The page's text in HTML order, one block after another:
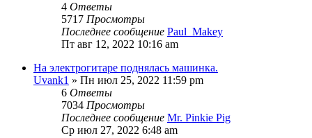
4 Ответы
5717 Просмотры
Последнее сообщение Paul_Makey
Пт авг 12, 2022 10:16 am
На электрогитаре поднялась машинка.
Uvank1 » Пн июл 25, 2022 11:59 pm
6 Ответы
7034 Просмотры
Последнее сообщение Mr. Pinkie Pig
Ср июл 27, 2022 6:48 am